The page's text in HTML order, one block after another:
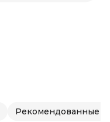
Рекомендованные